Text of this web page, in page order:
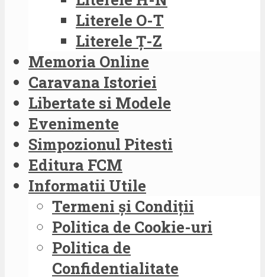
Literele O-T
Literele Ț-Z
Memoria Online
Caravana Istoriei
Libertate si Modele
Evenimente
Simpozionul Pitesti
Editura FCM
Informatii Utile
Termeni și Condiții
Politica de Cookie-uri
Politica de
Confidentialitate